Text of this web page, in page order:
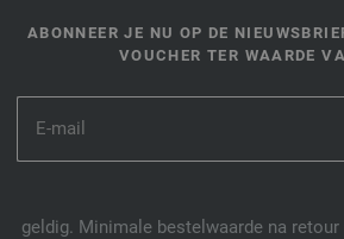
ABONNEER JE NU OP DE
VOUCHER TER WAARDE
geldig. Minimale bestelwaarde na retour